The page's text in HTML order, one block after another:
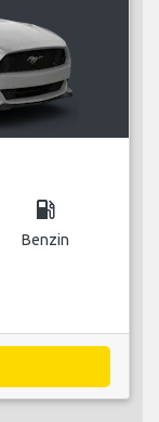
local_gas_station
Benzin